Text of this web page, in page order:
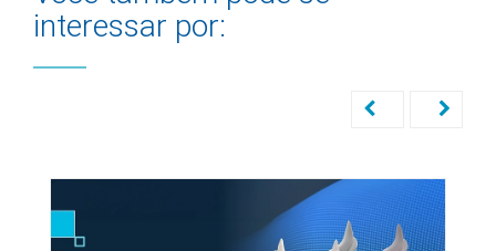
interessar por: